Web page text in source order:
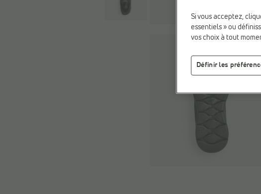
Si vous acceptez,
essentiels » ou
vos choix à tout
Définir les